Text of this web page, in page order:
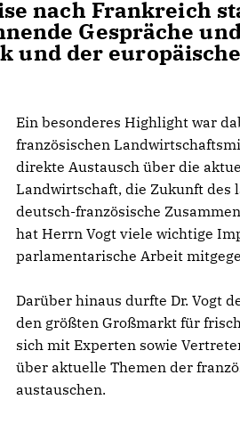
nach Frankreich
Gespräche
und der
Ein besonderes Highlight war
französischen
direkte Austausch über die
Landwirtschaft, die Zukunft des
deutsch-französische
hat Herrn Vogt viele wichtige
parlamentarische Arbeit
Darüber hinaus durfte Dr. Vogt
den größten Großmarkt für
sich mit Experten sowie
über aktuelle Themen der
austauschen.